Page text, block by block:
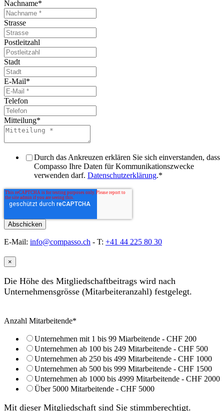
Nachname*
Strasse
Postleitzahl
Stadt
E-Mail*
Telefon
Mitteilung*
Durch das Ankreuzen erklären Sie sich einverstanden, dass
Compasso Ihre Daten für Kommunikationszwecke
verwenden darf. Datenschutzerklärung.*
E-Mail: info@compasso.ch - T: +41 44 225 80 30
×
Die Höhe des Mitgliedschaftbeitrags wird nach
Unternehmensgrösse (Mitarbeiteranzahl) festgelegt.
Anzahl Mitarbeitende*
Unternehmen mit 1 bis 99 Miarbeitende - CHF 200
Unternehmen ab 100 bis 249 Mitarbeitende - CHF 500
Unternehmen ab 250 bis 499 Mitarbeitende - CHF 1000
Unternehmen ab 500 bis 999 Mitarbeitende - CHF 1500
Unternehmen ab 1000 bis 4999 Mitarbeitende - CHF 2000
Über 5000 Mitarbeitende - CHF 5000
Mit dieser Mitgliedschaft sind Sie stimmberechtigt.